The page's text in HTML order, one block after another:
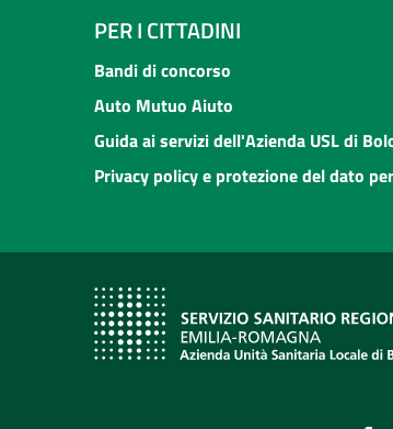
PER I CITTADINI
Bandi di concorso
Auto Mutuo Aiuto
Guida ai servizi dell'Azienda USL di
Privacy policy e protezione del dato